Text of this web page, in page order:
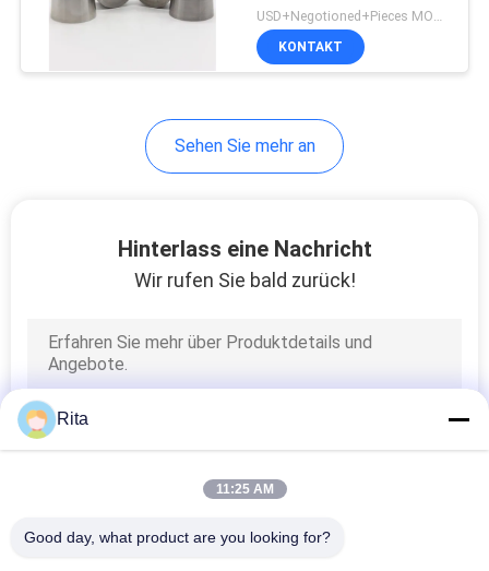
Muttern, Präzision 0,001
mm für die Herstellung
von
USD+Negotioned+Pieces MOQ:1
KONTAKT
Sehen Sie mehr an
Hinterlass eine Nachricht
Wir rufen Sie bald zurück!
Rita
11:25 AM
Good day, what product are you looking for?